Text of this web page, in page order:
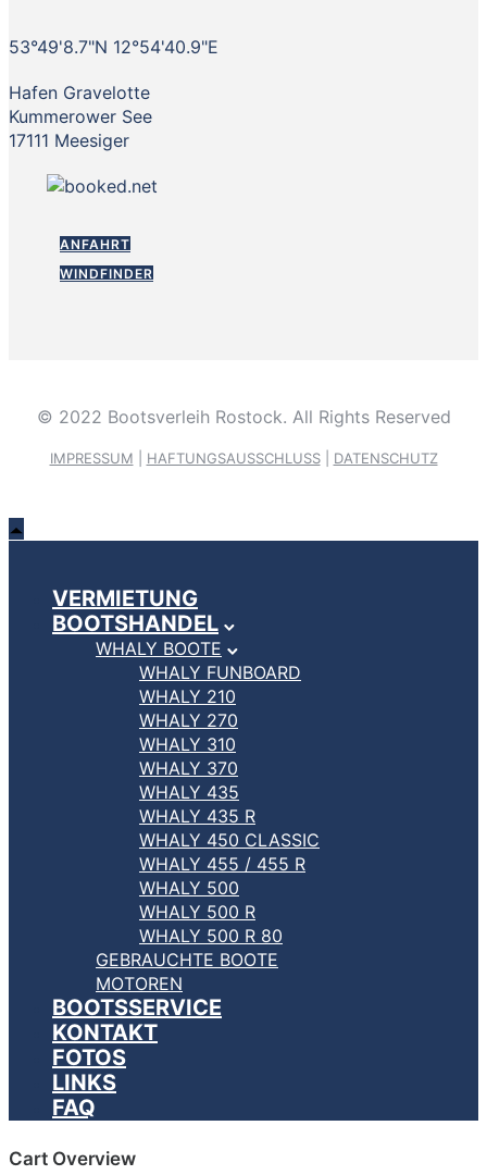
53°49'8.7"N 12°54'40.9"E
Hafen Gravelotte
Kummerower See
17111 Meesiger
ANFAHRT
WINDFINDER
© 2022 Bootsverleih Rostock. All Rights Reserved
IMPRESSUM HAFTUNGSAUSSCHLUSS| DATENSCHUTZ
VERMIETUNG
BOOTSHANDEL
WHALY BOOTE
WHALY FUNBOARD
WHALY 210
WHALY 270
WHALY 310
WHALY 370
WHALY 435
WHALY 435 R
WHALY 450 CLASSIC
WHALY 455 / 455 R
WHALY 500
WHALY 500 R
WHALY 500 R 80
GEBRAUCHTE BOOTE
MOTOREN
BOOTSSERVICE
KONTAKT
FOTOS
LINKS
FAQ
Cart Overview